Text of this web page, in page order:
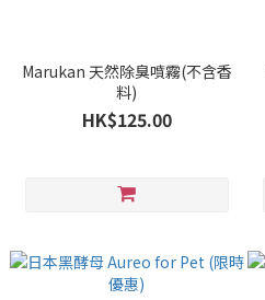
Marukan 天然除臭噴霧(不含香
料)
HK$125.00